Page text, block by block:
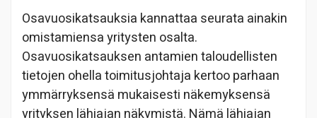
Osavuosikatsauksia kannattaa seurata ainakin
omistamiensa yritysten osalta.
Osavuosikatsauksen antamien taloudellisten
tietojen ohella toimitusjohtaja kertoo parhaan
ymmärryksensä mukaisesti näkemyksensä
yrityksen lähiajan näkymistä. Nämä lähiajan